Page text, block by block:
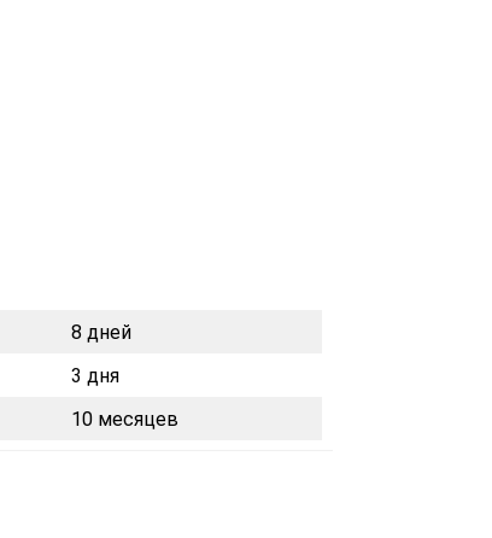
8 дней
3 дня
10 месяцев